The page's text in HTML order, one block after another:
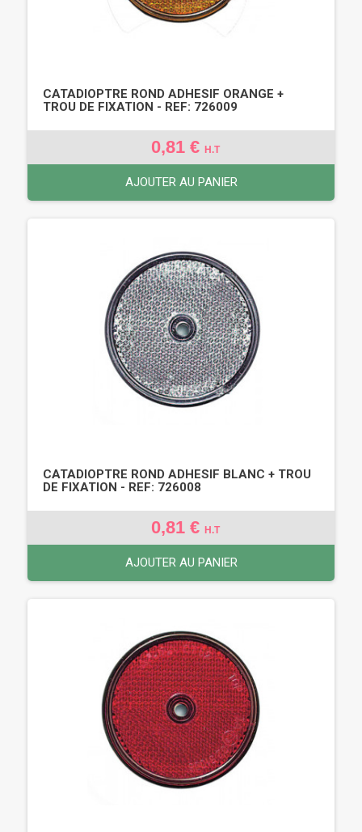
CATADIOPTRE ROND ADHESIF ORANGE +
TROU DE FIXATION - REF: 726009
0,81 € H.T
AJOUTER AU PANIER
CATADIOPTRE ROND ADHESIF BLANC + TROU
DE FIXATION - REF: 726008
0,81 € H.T
AJOUTER AU PANIER